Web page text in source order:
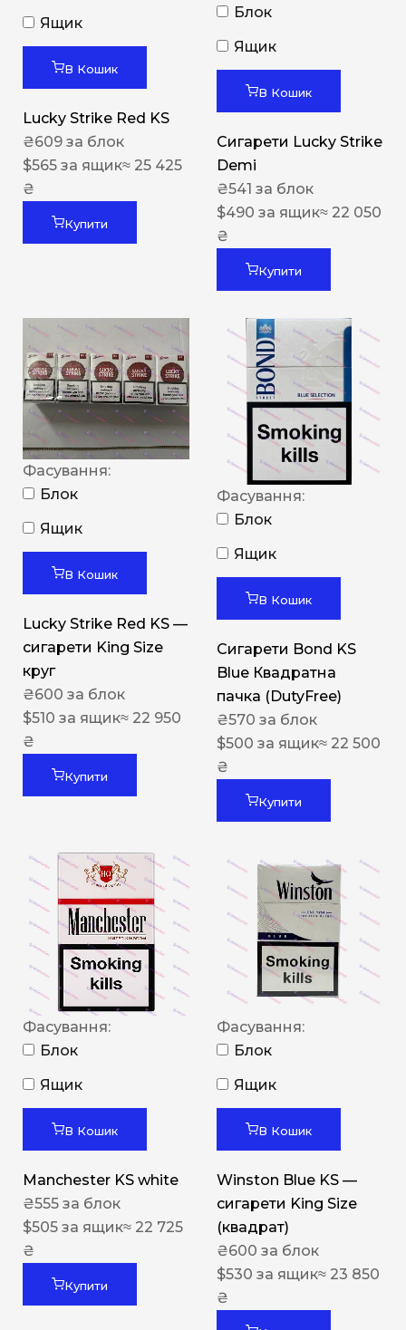
Ящик
В Кошик
Lucky Strike Red KS
₴609 за блок
$565 за ящик≈ 25 425
₴
Купити
Блок
Ящик
В Кошик
Сигарети Lucky Strike
Demi
₴541 за блок
$490 за ящик≈ 22 050
₴
Купити
Фасування:
Блок
Ящик
В Кошик
Lucky Strike Red KS —
сигарети King Size
круг
₴600 за блок
$510 за ящик≈ 22 950
₴
Купити
Фасування:
Блок
Ящик
В Кошик
Сигарети Bond KS
Blue Квадратна
пачка (DutyFree)
₴570 за блок
$500 за ящик≈ 22 500
₴
Купити
Фасування:
Блок
Ящик
В Кошик
Manchester KS white
₴555 за блок
$505 за ящик≈ 22 725
₴
Купити
Фасування:
Блок
Ящик
В Кошик
Winston Blue KS —
сигарети King Size
(квадрат)
₴600 за блок
$530 за ящик≈ 23 850
₴